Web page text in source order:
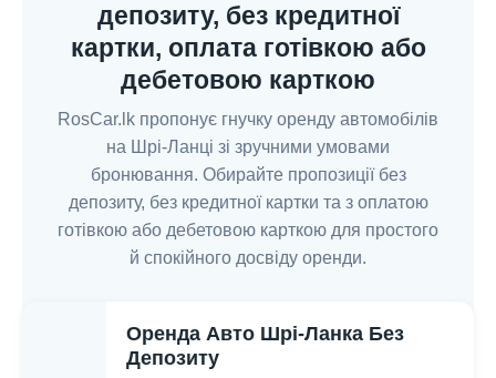
депозиту, без кредитної
картки, оплата готівкою або
дебетовою карткою
RosCar.lk пропонує гнучку оренду автомобілів
на Шрі-Ланці зі зручними умовами
бронювання. Обирайте пропозиції без
депозиту, без кредитної картки та з оплатою
готівкою або дебетовою карткою для простого
й спокійного досвіду оренди.
Оренда Авто Шрі-Ланка Без
Депозиту